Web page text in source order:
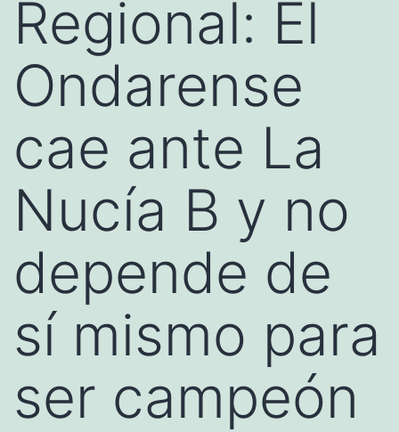
Regional: El
Ondarense
cae ante La
Nucía B y no
depende de
sí mismo para
ser campeón